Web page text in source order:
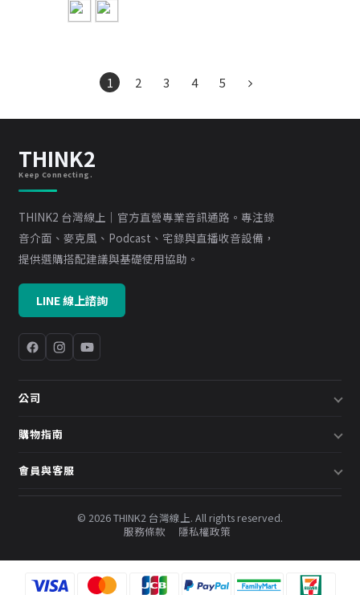
1 2 3 4 5
THINK2
Keep Connecting.
THINK2 台灣線上｜官方直營專業音訊通路。專注錄
音介面、麥克風、Podcast、宅錄與直播收音設備，
提供選購搭配建議與基礎使用協助。
LINE 線上諮詢
公司
關於我們
預約諮詢
購物指南
配送說明
常見問題
會員與客服
會員中心
© 2026 THINK2 台灣線上. All rights reserved.
服務條款
隱私權政策